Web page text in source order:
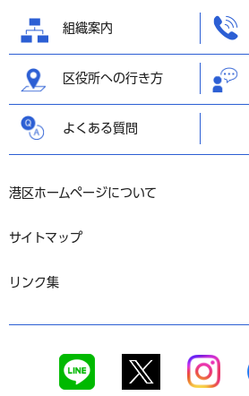
組織案内
区役所への行き方
よくある質問
港区ホームページについて
サイトマップ
リンク集